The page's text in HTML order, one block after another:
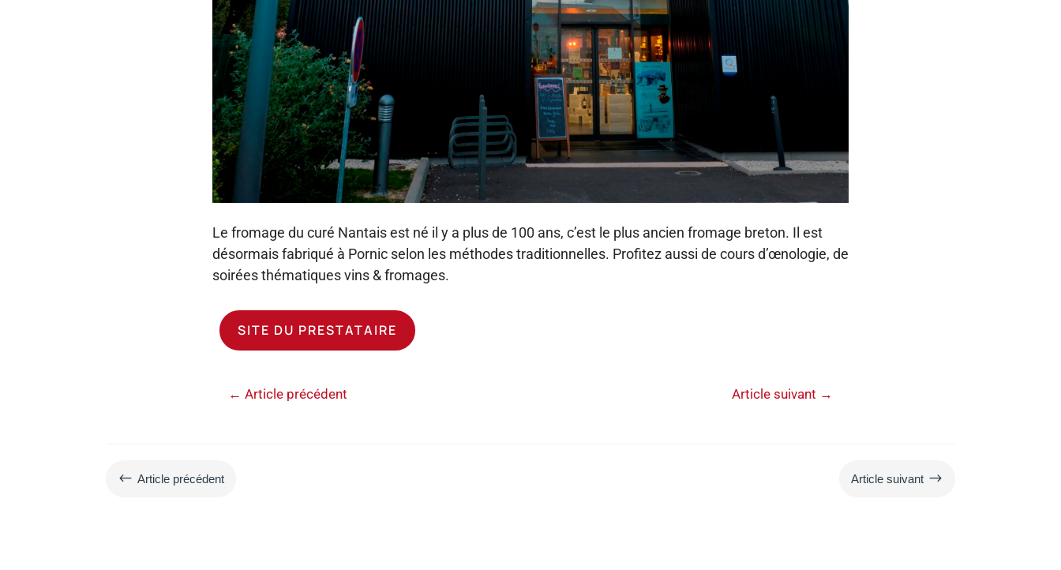
Le fromage du curé Nantais est né il y a plus de 100 ans, c’est le plus ancien fromage breton. Il est
désormais fabriqué à Pornic selon les méthodes traditionnelles. Profitez aussi de cours d’œnologie, de
soirées thématiques vins & fromages.
SITE DU PRESTATAIRE
← Article précédent Article suivant →
# Article précédent Article suivant $